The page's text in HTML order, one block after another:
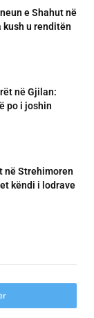
e Shahut në
kush u renditën
në Gjilan:
po i joshin
në Strehimoren
këndi i lodrave